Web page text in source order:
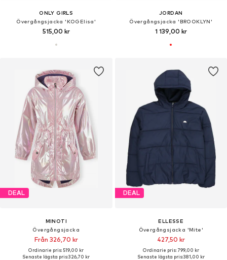
ONLY GIRLS
Övergångsjacka 'KOGElisa'
515,00 kr
JORDAN
Övergångsjacka 'BROOKLYN'
1 139,00 kr
DEAL
MINOTI
Övergångsjacka
Från 326,70 kr
Ordinarie pris: 519,00 kr
Senaste lägsta pris:326,70 kr
DEAL
ELLESSE
Övergångsjacka 'Mite'
427,50 kr
Ordinarie pris: 799,00 kr
Senaste lägsta pris:381,00 kr